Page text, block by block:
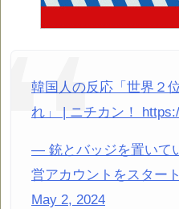
韓国人の反応「世界２
れ」 | ニチカン！
— 銃とバッジを置いて
営アカウントをスター
May 2, 2024